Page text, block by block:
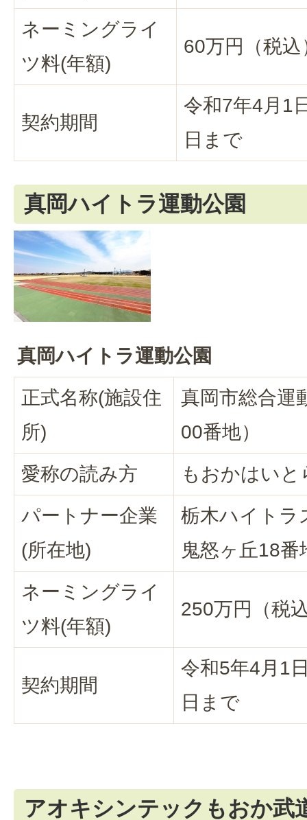
ネーミングライ
ツ料(年額)
60万円（税込
契約期間
令和7年4月1
日まで
真岡ハイトラ運動公園
真岡ハイトラ運動公園
正式名称(施設住
所)
真岡市総合運
00番地）
愛称の読み方
もおかはい
パートナー企業
(所在地)
栃木ハイトラ
鬼怒ヶ丘18番
ネーミングライ
ツ料(年額)
250万円（税
契約期間
令和5年4月1
日まで
アオキシンテックもおか武